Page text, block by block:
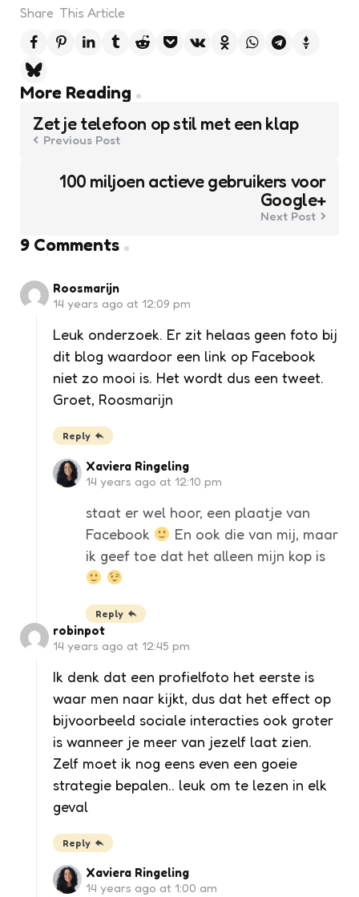
Share This Article
More Reading
Post
navigation
Zet je telefoon op stil met een klap
Previous Post
100 miljoen actieve gebruikers voor
Google+
Next Post
9 Comments
Roosmarijn
14 years ago at 12:09 pm
Leuk onderzoek. Er zit helaas geen foto bij
dit blog waardoor een link op Facebook
niet zo mooi is. Het wordt dus een tweet.
Groet, Roosmarijn
Reply
Xaviera Ringeling
14 years ago at 12:10 pm
staat er wel hoor, een plaatje van
Facebook
En ook die van mij, maar
ik geef toe dat het alleen mijn kop is
Reply
robinpot
14 years ago at 12:45 pm
Ik denk dat een profielfoto het eerste is
waar men naar kijkt, dus dat het effect op
bijvoorbeeld sociale interacties ook groter
is wanneer je meer van jezelf laat zien.
Zelf moet ik nog eens even een goeie
strategie bepalen.. leuk om te lezen in elk
geval
Reply
Xaviera Ringeling
14 years ago at 1:00 am